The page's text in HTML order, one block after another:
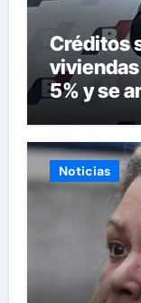
Créditos
5% y se
Noticias